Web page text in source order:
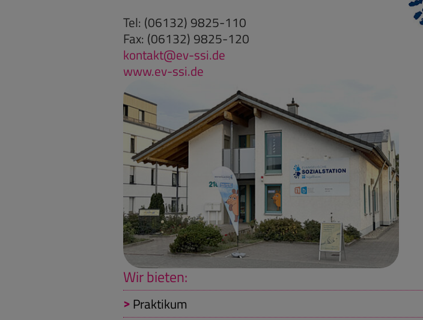
Tel: (06132) 9825-110
Fax: (06132) 9825-120
kontakt@ev-ssi.de
www.ev-ssi.de
Wir bieten:
Praktikum